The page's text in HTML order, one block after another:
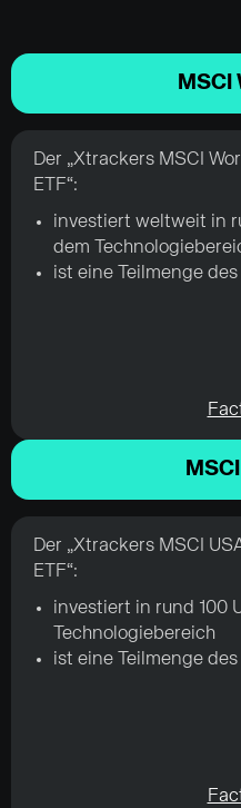
MSCI
Der „Xtrackers MSCI
ETF“:
investiert weltweit in
dem
ist eine Teilmenge
Der „Xtrackers MSCI
ETF“:
investiert in rund 100
Technologiebereich
ist eine Teilmenge